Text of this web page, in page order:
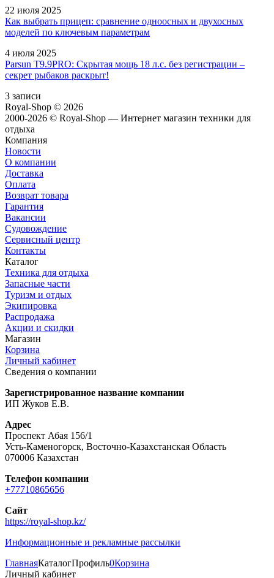
22 июля 2025
Как выбрать прицеп: сравнение одноосных и двухосных
моделей по ключевым параметрам
4 июля 2025
Parsun T9.9PRO: Скрытая мощь 18 л.с. без регистрации –
секрет рыбаков раскрыт!
3 записи
Royal-Shop © 2026
2000-2026 © Royal-Shop — Интернет магазин техники для
отдыха
Компания
Новости
О компании
Доставка
Оплата
Возврат товара
Гарантия
Вакансии
Судовождение
Сервисный центр
Контакты
Каталог
Техника для отдыха
Запасные части
Туризм и отдых
Экипировка
Распродажа
Акции и скидки
Магазин
Корзина
Личный кабинет
Сведения о компании
Зарегистрированное название компании
ИП Жуков Е.В.
Адрес
Проспект Абая 156/1
Усть-Каменогорск, Восточно-Казахстанская Область
070006 Казахстан
Телефон компании
+77710865656
Сайт
https://royal-shop.kz/
Информационные и рекламные рассылки
ГлавнаяКаталогПрофиль0Корзина
Личный кабинет